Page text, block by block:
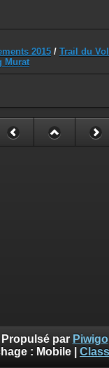
2015 / Trail du
Murat
Propulsé par Piwigo
: Mobile